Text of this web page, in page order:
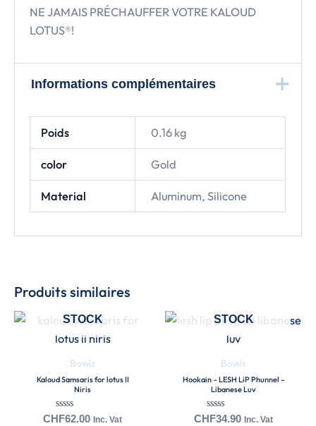
NE JAMAIS PRÉCHAUFFER VOTRE KALOUD
LOTUS®!
Informations complémentaires
Poids 0.16 kg
color Gold
Material Aluminum, Silicone
Produits similaires
EN RUPTURE DE
STOCK
Bowls
Kaloud Samsaris for lotus II
Niris
Note
CHF62.00 Inc. Vat
STOCK
Bowls
Hookain – LESH LiP Phunnel –
Libanese Luv
Note
CHF34.90 Inc. Vat